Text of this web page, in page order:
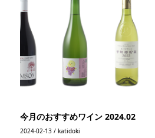
今月のおすすめワイン 2024.02
2024-02-13 / katidoki